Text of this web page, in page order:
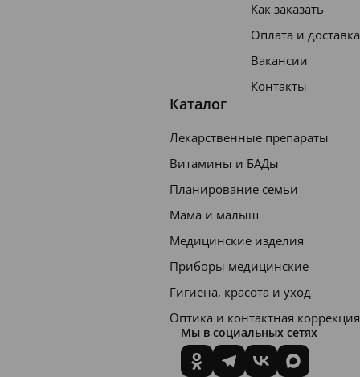
Как заказать
Оплата и доставка
Вакансии
Контакты
Каталог
Лекарственные препараты
Витамины и БАДы
Планирование семьи
Мама и малыш
Медицинские изделия
Приборы медицинские
Гигиена, красота и уход
Оптика и контактная коррекция
Мы в социальных сетях